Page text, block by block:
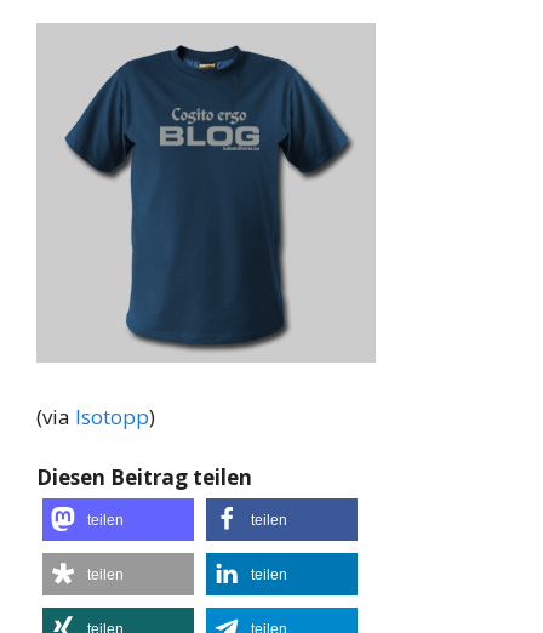
(via Isotopp)
Diesen Beitrag teilen
teilen teilen
teilen teilen
teilen teilen